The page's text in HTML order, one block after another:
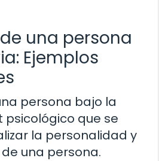
una persona
Ejemplos
persona bajo la
psicológico que se
la personalidad y
una persona.